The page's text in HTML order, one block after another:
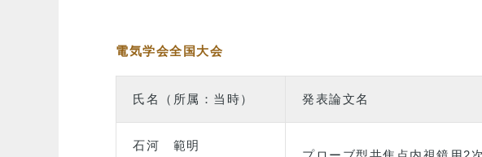
電気学会全国大会
氏名（所属：当時） 発表論文名
石河 範明